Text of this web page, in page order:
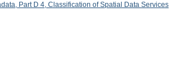
Part D 4, Classification of Spatial Data Services